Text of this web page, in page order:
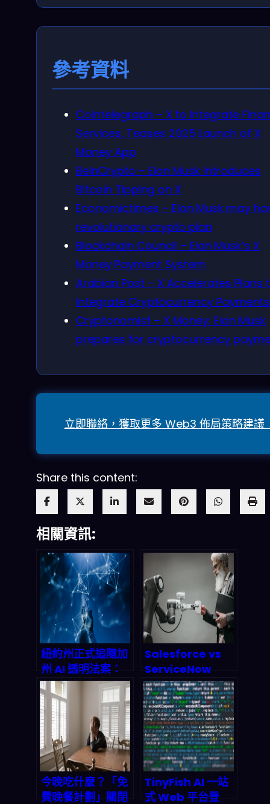
參考資料
Cointelegraph – X to Integrate
Services, Teases 2025 Launch of X
Money App
BeInCrypto – Elon Musk Introduces
Bitcoin Tipping on X
Economictimes – Elon Musk may
revolutionary crypto plan
Blockchain Council – Elon Musk’s X
Money Payment System
Arabian Post – X Accelerates Plans
Integrate Cryptocurrency Payments
Cryptonomist – X Money: Elon Musk
prepares for cryptocurrency
立即聯絡，獲取更多 Web3 佈局策略建
Share this content:
相關資訊:
紐約州正式追隨加
州 AI 透明法案：
2026 年 AI 產業合
規成本暴漲與投資
者風險地圖
Salesforce vs
ServiceNow
2026：AI agent
之戰最終誰能突
圍？深度數據解剖
與投資策略全解析
今晚吃什麼？「免
費晚餐計劃」關閉
TinyFish AI 一站
式 Web 平台登